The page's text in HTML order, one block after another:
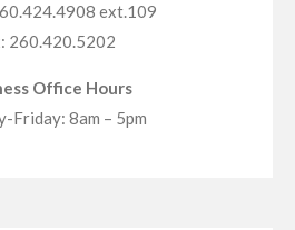
ext.109
260.420.5202
Office Hours
Friday: 8am – 5pm